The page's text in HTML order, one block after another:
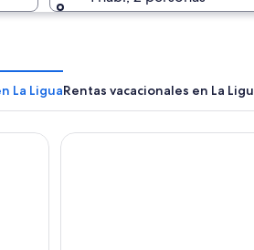
La LiguaRentas vacacionales en La
Hotel Marbella Resort